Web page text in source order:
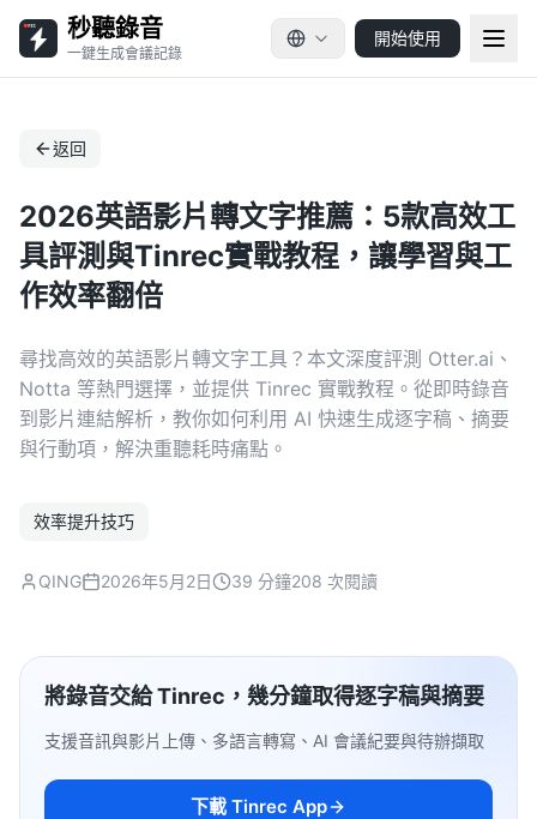
秒聽錄音
一鍵生成會議記錄
開始使用
返回
2026英語影片轉文字推薦：5款高效工
具評測與Tinrec實戰教程，讓學習與工
作效率翻倍
尋找高效的英語影片轉文字工具？本文深度評測 Otter.ai、
Notta 等熱門選擇，並提供 Tinrec 實戰教程。從即時錄音
到影片連結解析，教你如何利用 AI 快速生成逐字稿、摘要
與行動項，解決重聽耗時痛點。
效率提升技巧
QING 2026年5月2日 39 分鐘208 次閱讀
將錄音交給 Tinrec，幾分鐘取得逐字稿與摘要
支援音訊與影片上傳、多語言轉寫、AI 會議紀要與待辦擷取
下載 Tinrec App